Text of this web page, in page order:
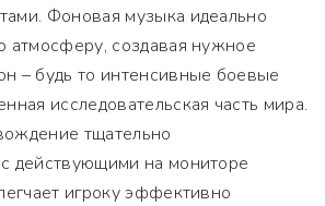
Фоновая музыка идеально
атмосферу, создавая нужное
– будь то интенсивные боевые
исследовательская часть мира.
тщательно
действующими на мониторе
игроку эффективно